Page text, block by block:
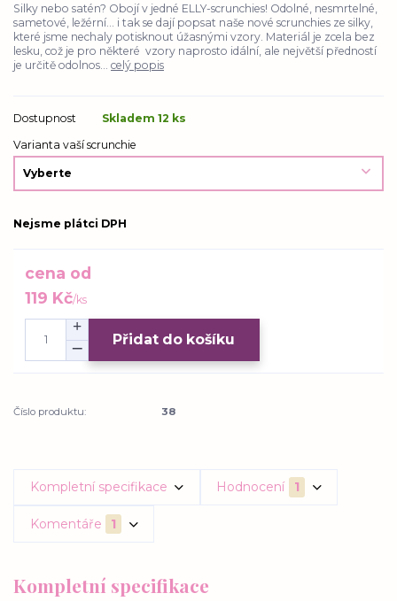
Silky nebo satén? Obojí v jedné ELLY-scrunchies! Odolné, nesmrtelné,
sametové, ležérní... i tak se dají popsat naše nové scrunchies ze silky,
které jsme nechaly potisknout úžasnými vzory. Materiál je zcela bez
lesku, což je pro některé vzory naprosto idální, ale největší předností
je určitě odolnos... celý popis
Dostupnost
Skladem 12 ks
Varianta vaší scrunchie
Nejsme plátci DPH
cena od
119 Kč/ks
Přidat do košíku
Číslo produktu: 38
Kompletní specifikace Hodnocení 1
Komentáře 1
Kompletní specifikace